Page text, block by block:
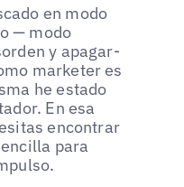
en modo
— modo
y apagar-
marketer es
he estado
En esa
encontrar
para